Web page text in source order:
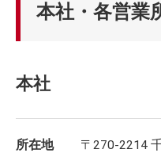
本社・各営業
本社
所在地 〒270-2214